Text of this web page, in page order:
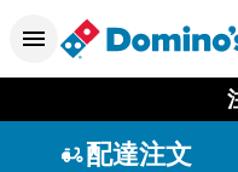
配達注文